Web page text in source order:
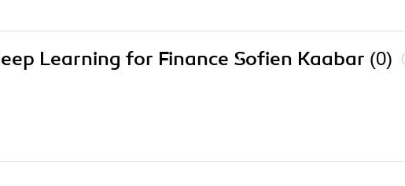
Learning for Finance Sofien Kaabar (0)